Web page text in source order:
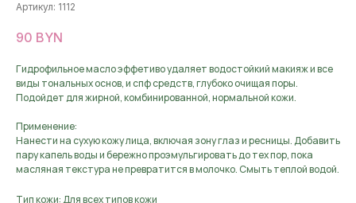
Артикул: 1112
90 BYN
Гидрофильное масло эффетиво удаляет водостойкий макияж и все
виды тональных основ, и спф средств, глубоко очищая поры.
Подойдет для жирной, комбинированной, нормальной кожи.
Применение:
Нанести на сухую кожу лица, включая зону глаз и ресницы. Добавить
пару капель воды и бережно проэмульгировать до тех пор, пока
масляная текстура не превратится в молочко. Смыть теплой водой.
Тип кожи: Для всех типов кожи